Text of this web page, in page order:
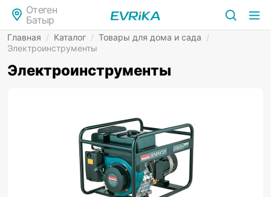
Отеген
Батыр
Главная / Каталог / Товары для дома и сада /
Электроинструменты
Электроинструменты